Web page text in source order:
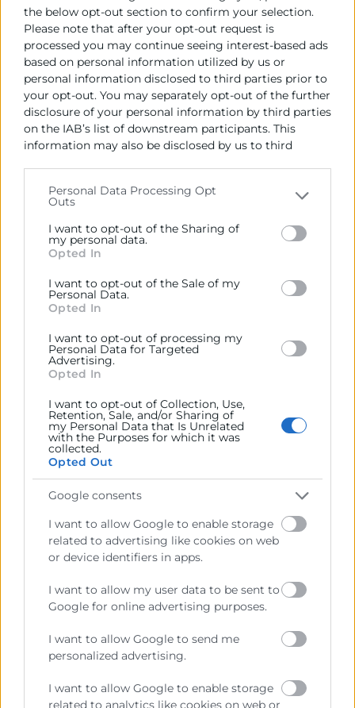
the below opt-out section to confirm your selection.
Please note that after your opt-out request is
processed you may continue seeing interest-based ads
based on personal information utilized by us or
personal information disclosed to third parties prior to
your opt-out. You may separately opt-out of the further
disclosure of your personal information by third parties
on the IAB’s list of downstream participants. This
information may also be disclosed by us to third
Please note that this website/app uses one or more
Google services and may gather and store information
including but not limited to your visit or usage
behaviour. You may click to grant or deny consent to
below specified purposes in below Google consent
section.
Personal Data Processing Opt
Outs
I want to opt-out of the Sharing of
my personal data.
Opted In
I want to opt-out of the Sale of my
Personal Data.
Opted In
I want to opt-out of processing my
Personal Data for Targeted
Advertising.
Opted In
I want to opt-out of Collection, Use,
Retention, Sale, and/or Sharing of
my Personal Data that Is Unrelated
with the Purposes for which it was
collected.
Opted Out
Google consents
I want to allow Google to enable storage
related to advertising like cookies on web
or device identifiers in apps.
I want to allow my user data to be sent to
Google for online advertising purposes.
I want to allow Google to send me
personalized advertising.
I want to allow Google to enable storage
related to analytics like cookies on web or
ICO
Institut d’Estudis Turístics
Institut Espanyol de Comerç Exterior (ICEX)
Institut Valencià de Competitivitat Empresarial
(IVACE)
Institut Valencià de l’Exportació (IVEX)
IVEFA – Institut Valencià per a l’Estudi de l’Empresa
Familiar
Pla Cameral de Promoció a les Exportacions
Port de València
Saló Internacional Franquícia
Servici Integrat d’Ocupació Universitat Politècnica de
València
Televisió Valenciana Internacional
Turespaña
Turisme València
VLC/CAMPUS – València, International Campus of
Excellence